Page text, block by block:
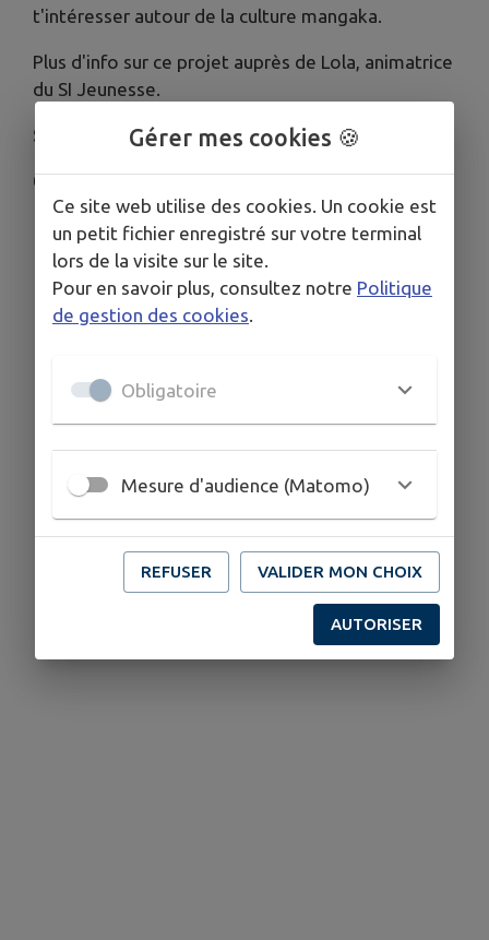
t'intéresser autour de la culture mangaka.
Plus d'info sur ce projet auprès de Lola, animatrice
du SI Jeunesse.
Sur inscription, à partir de 10 ans.
04 79 28 25 37
Gérer mes cookies 🍪
Ce site web utilise des cookies. Un cookie est
un petit fichier enregistré sur votre terminal
lors de la visite sur le site.
Pour en savoir plus, consultez notre Politique
de gestion des cookies.
Obligatoire
Mesure d'audience (Matomo)
REFUSER VALIDER MON CHOIX
AUTORISER